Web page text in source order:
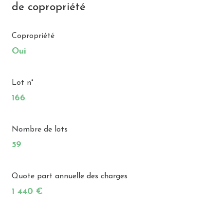
de copropriété
Copropriété
Oui
Lot n°
166
Nombre de lots
59
Quote part annuelle des charges
1 440 €